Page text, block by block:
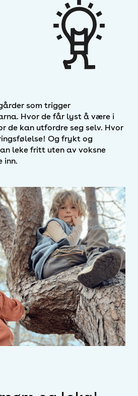
som trigger
Hvor de får lyst å være i
de kan utfordre seg selv. Hvor
Og frykt og
leke fritt uten av voksne
inn.